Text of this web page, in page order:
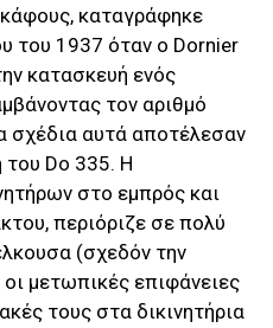
καταγράφηκε
του 1937 όταν ο Dornier
κατασκευή ενός
τον αριθμό
σχέδια αυτά αποτέλεσαν
του Do 335. Η
στο εμπρός και
περιόριζε σε πολύ
(σχεδόν την
μετωπικές επιφάνειες
τους στα δικινητήρια